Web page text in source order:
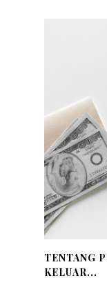
TENTANG
KELUAR...